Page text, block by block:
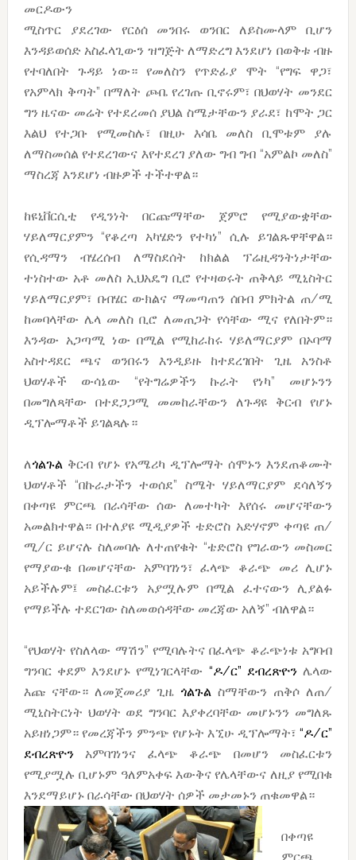
መርዶውን
ሚስጥር ያደረገው የርዕሰ መንበሩ ወንበር ለይስሙላም ቢሆን
እንዳይወሰድ አስፈላጊውን ዝግጅት ለማድረግ እንደሆነ በወቅቱ ብዙ
የተባለበት ጉዳይ ነው። የመለስን የጥድፊያ ሞት “የግፍ ዋጋ፣
የአምላክ ቅጣት” በማለት ጮቤ የረገጡ ቢኖሩም፣ በህወሃት መንደር
ግን ዜናው መሬት የተደረመሰ ያህል ስሜታቸውን ያራደ፣ ከሞት ጋር
እልህ የተጋቡ የሚመስሉ፣ በዚሁ እሳቤ መለስ ቢሞቱም ያሉ
ለማስመሰል የተደረገውና እየተደረገ ያለው ግብ ግብ “አምልኮ መለስ”
ማስረጃ እንደሆነ ብዙዎች ተችተዋል።
ከዩኒቨርሲቲ የዲንነት በርጩማቸው ጀምሮ የሚያውቋቸው
ሃይለማርያምን “የቆረጣ አካሄድን የተካነ” ሲሉ ይገልጹዋቸዋል።
የሲዳማን ብሄረሰብ ለማስደሰት ከክልል ፕሬዚዳንትነታቸው
ተነስተው አቶ መለስ ኢህአዴግ ቢሮ የተዛወሩት ጠቅላይ ሚኒስትር
ሃይለማርያም፣ በብሄር ውክልና ማመጣጠን ሰበብ ምክትል ጠ/ሚ
ከመባላቸው ሌላ መለስ ቢሮ ለመጠጋት የሳቸው ሚና የለበትም።
እንዳው አጋጣሚ ነው በሚል የሚከራከሩ ሃይለማርያም በኦባማ
አስተዳደር ጫና ወንበሩን እንዲይዙ ከተደረገበት ጊዜ አንስቶ
ህወሃቶች ውሳኔው “የትግሬዎችን ኩራት የነካ” መሆኑንን
በመግለጻቸው በተደጋጋሚ መመከራቸውን ለጉዳዩ ቅርብ የሆኑ
ዲፕሎማቶች ይገልጻሉ።
ለጎልጉልቅርብ የሆኑ የአሜሪካ ዲፕሎማት ሰሞኑን እንደጠቆሙት
ህወሃቶች “በኩራታችን ተወሰደ” ስሜት ሃይለማርያም ደሳለኝን
በቀጣዩ ምርጫ በራሳቸው ሰው ለመተካት እየሰሩ መሆናቸውን
አመልክተዋል። በተለያዩ ሚዲያዎች ቴድሮስ አድሃኖም ቀጣዩ ጠ/
ሚ/ር ይሆናሉ ስለመባሉ ለተጠየቁት “ቴድሮስ የግራውን መስመር
የማያውቁ በመሆናቸው አምባገነን፣ ፈላጭ ቆራጭ መሪ ሊሆኑ
አይችሉም፤ መስፈርቱን አያሟሉም በሚል ፈተናውን ሊያልፉ
የማይችሉ ተደርገው ስለመወሰዳቸው መረጃው አለኝ” ብለዋል።
“የህወሃት የስለላው ማሽን” የሚባሉትና በፈላጭ ቆራጭነቱ አግባብ
ግንባር ቀደም እንደሆኑ የሚነገርላቸው “ዶ/ር” ደብረጽዮንሌላው
እጩ ናቸው። ለመጀመሪያ ጊዜ ጎልጉል ስማቸውን ጠቅሶ ለጠ/
ሚኒስትርነት ህወሃት ወደ ግንባር እያቀረባቸው መሆኑንን መግለጹ
አይዘነጋም። የመረጃችን ምንጭ የሆኑት እኚሁ ዲፕሎማት፣“ዶ/ር”
ደብረጽዮንአምባገነንና ፈላጭ ቆራጭ በመሆን መስፈርቱን
የሚያሟሉ ቢሆኑም ዓለምአቀፍ እውቅና የሌላቸውና ለዚያ የሚበቁ
እንደማይሆኑ በራሳቸው በህወሃት ሰዎች መታመኑን ጠቁመዋል።
በቀጣዩ